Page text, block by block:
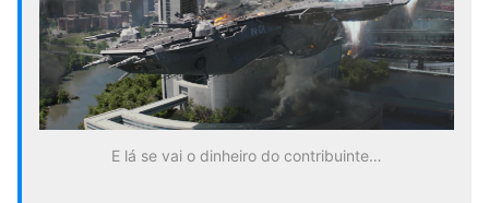
E lá se vai o dinheiro do contribuinte…